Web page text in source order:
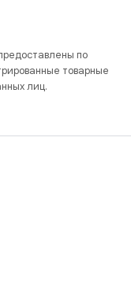
по
товарные
лиц.